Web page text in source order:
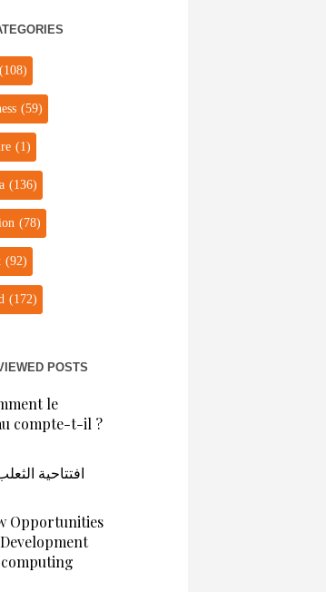
(59)
(1)
(136)
(78)
(92)
(172)
POSTS
le
compte-t-il ?
افتتاحية
Opportunities